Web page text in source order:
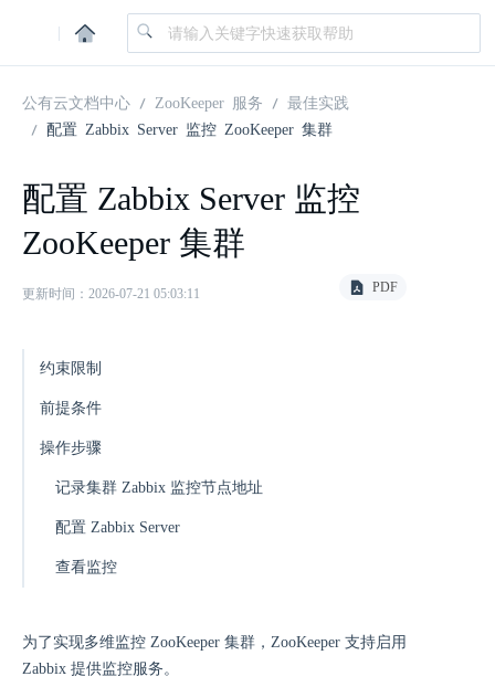
|
公有云文档中心 ZooKeeper 服务
最佳实践
配置 Zabbix Server 监控 ZooKeeper 集群
配置 Zabbix Server 监控
ZooKeeper 集群
更新时间：2026-07-21 05:03:11 PDF
约束限制
前提条件
操作步骤
记录集群 Zabbix 监控节点地址
配置 Zabbix Server
查看监控
为了实现多维监控 ZooKeeper 集群，ZooKeeper 支持启用
Zabbix 提供监控服务。